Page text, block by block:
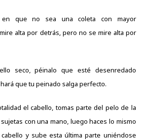
en que no sea una coleta con mayor
alta por detrás, pero no se mire alta por
seco, péinalo que esté desenredado
que tu peinado salga perfecto.
el cabello, tomas parte del pelo de la
con una mano, luego haces lo mismo
y sube esta última parte uniéndose